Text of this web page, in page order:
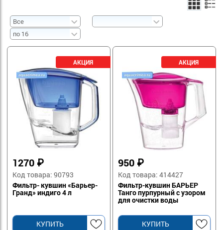
1270 ₽
Код товара: 90793
Фильтр- кувшин «Барьер-
Гранд» индиго 4 л
КУПИТЬ
950 ₽
Код товара: 414427
Фильтр-кувшин БАРЬЕР
Танго пурпурный с узором
для очистки воды
КУПИТЬ